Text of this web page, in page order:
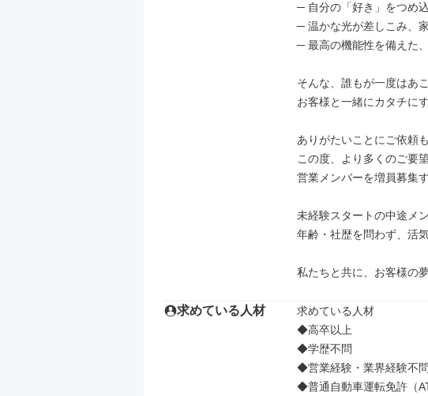
─ 自分の「好き」をつめ
─ 温かな光が差しこみ、
─ 最高の機能性を備えた
そんな、誰もが一度はあ
お客様と一緒にカタチに
ありがたいことにご依頼
この度、より多くのご要
営業メンバーを増員募集
未経験スタートの中途メ
年齢・社歴を問わず、活
私たちと共に、お客様の
求めている人材
求めている人材
◆高卒以上
◆学歴不問
◆営業経験・業界経験不問
◆普通自動車運転免許（